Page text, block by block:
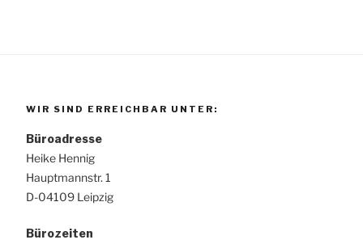
WIR SIND ERREICHBAR UNTER:
Büroadresse
Heike Hennig
Hauptmannstr. 1
D-04109 Leipzig
Bürozeiten